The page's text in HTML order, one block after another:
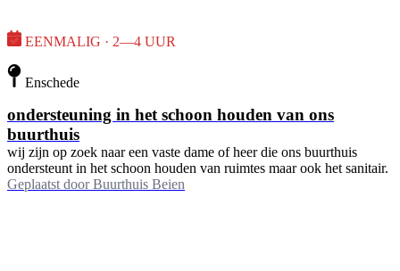
EENMALIG · 2—4 UUR
Enschede
ondersteuning in het schoon houden van ons
buurthuis
wij zijn op zoek naar een vaste dame of heer die ons buurthuis
ondersteunt in het schoon houden van ruimtes maar ook het sanitair.
Geplaatst door Buurthuis Beien